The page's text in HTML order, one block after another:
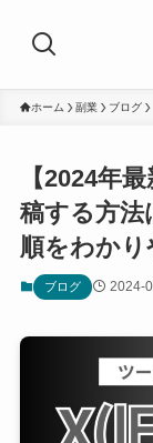
ホーム 副業 ブログ
【2024年
稿する方法
順をわか
ブログ 2024-